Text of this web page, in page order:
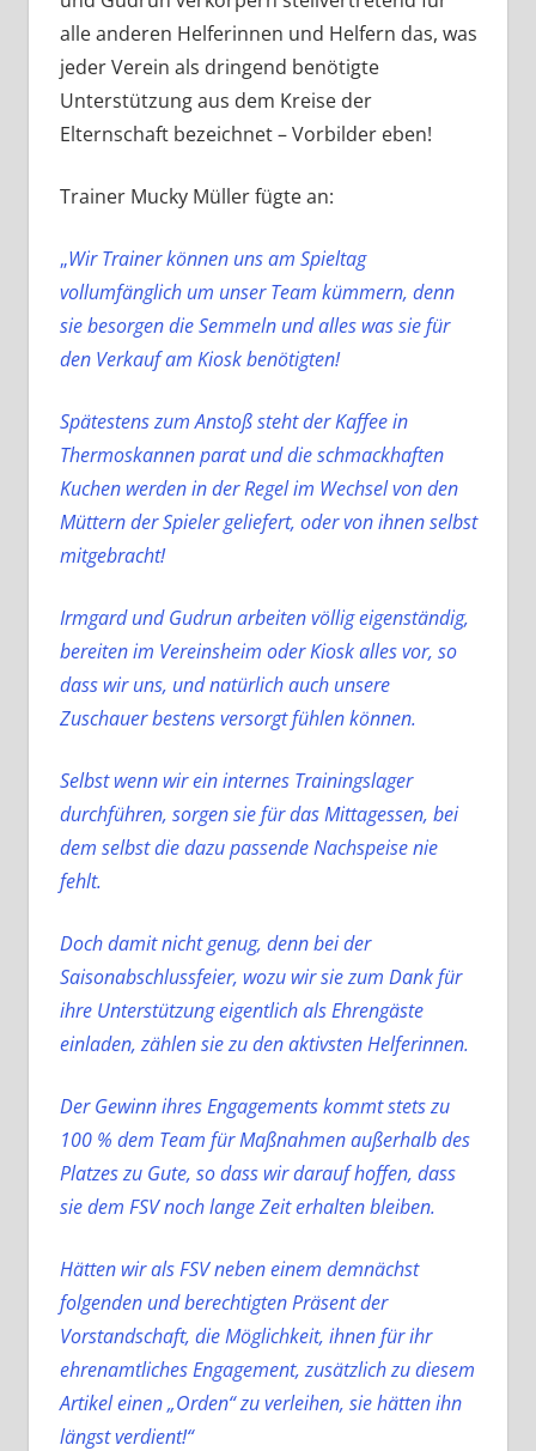
alle anderen Helferinnen und Helfern das, was
jeder Verein als dringend benötigte
Unterstützung aus dem Kreise der
Elternschaft bezeichnet – Vorbilder eben!
Trainer Mucky Müller fügte an:
„Wir Trainer können uns am Spieltag
vollumfänglich um unser Team kümmern, denn
sie besorgen die Semmeln und alles was sie für
den Verkauf am Kiosk benötigten!
Spätestens zum Anstoß steht der Kaffee in
Thermoskannen parat und die schmackhaften
Kuchen werden in der Regel im Wechsel von den
Müttern der Spieler geliefert, oder von ihnen selbst
mitgebracht!
Irmgard und Gudrun arbeiten völlig eigenständig,
bereiten im Vereinsheim oder Kiosk alles vor, so
dass wir uns, und natürlich auch unsere
Zuschauer bestens versorgt fühlen können.
Selbst wenn wir ein internes Trainingslager
durchführen, sorgen sie für das Mittagessen, bei
dem selbst die dazu passende Nachspeise nie
fehlt.
Doch damit nicht genug, denn bei der
Saisonabschlussfeier, wozu wir sie zum Dank für
ihre Unterstützung eigentlich als Ehrengäste
einladen, zählen sie zu den aktivsten Helferinnen.
Der Gewinn ihres Engagements kommt stets zu
100 % dem Team für Maßnahmen außerhalb des
Platzes zu Gute, so dass wir darauf hoffen, dass
sie dem FSV noch lange Zeit erhalten bleiben.
Hätten wir als FSV neben einem demnächst
folgenden und berechtigten Präsent der
Vorstandschaft, die Möglichkeit, ihnen für ihr
ehrenamtliches Engagement, zusätzlich zu diesem
Artikel einen „Orden“zu verleihen, sie hätten ihn
längst verdient!“